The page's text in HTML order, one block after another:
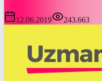
12.06.2019 243.663